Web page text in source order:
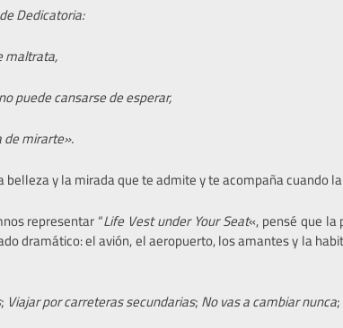
Dedicatoria:
maltrata,
puede cansarse de esperar,
de mirarte».
belleza y la mirada que te admite y te acompaña cuando
representar “Life Vest under Your Seat«, pensé que
dramático: el avión, el aeropuerto, los amantes y la
; Viajar por carreteras secundarias;No vas a cambiar nunca;